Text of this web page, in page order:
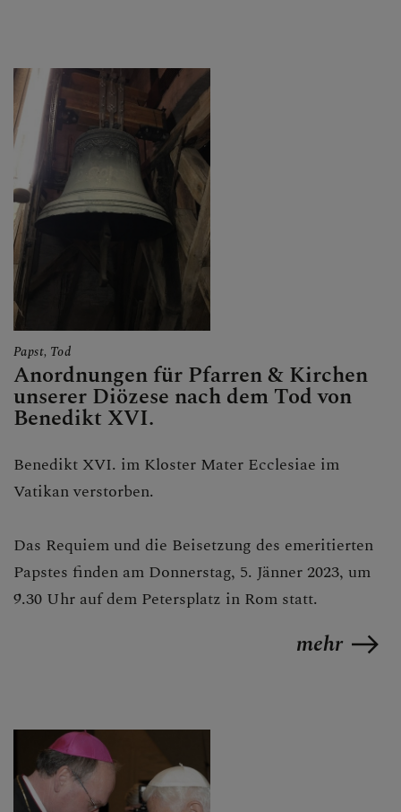
Papst, Tod
Anordnungen für Pfarren & Kirchen
unserer Diözese nach dem Tod von
Benedikt XVI.
Benedikt XVI. im Kloster Mater Ecclesiae im
Vatikan verstorben.
Das Requiem und die Beisetzung des emeritierten
Papstes finden am Donnerstag, 5. Jänner 2023, um
9.30 Uhr auf dem Petersplatz in Rom statt.
mehr